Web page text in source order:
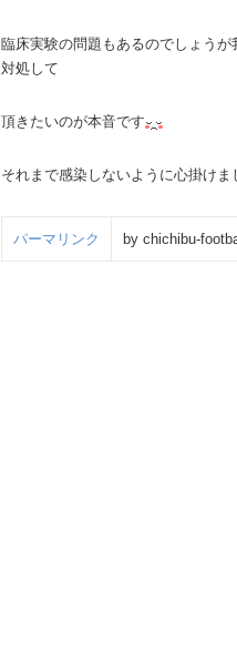
臨床実験の問題もあるのでしょう
対処して
頂きたいのが本音です
それまで感染しないように心掛けま
パーマリンク by chichibu-